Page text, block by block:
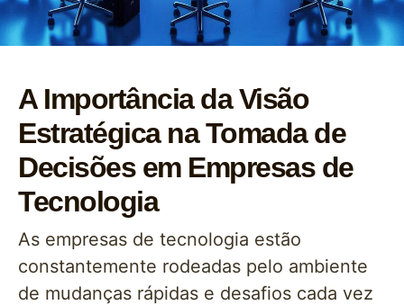
A Importância da Visão
Estratégica na Tomada de
Decisões em Empresas de
Tecnologia
As empresas de tecnologia estão
constantemente rodeadas pelo ambiente
de mudanças rápidas e desafios cada vez